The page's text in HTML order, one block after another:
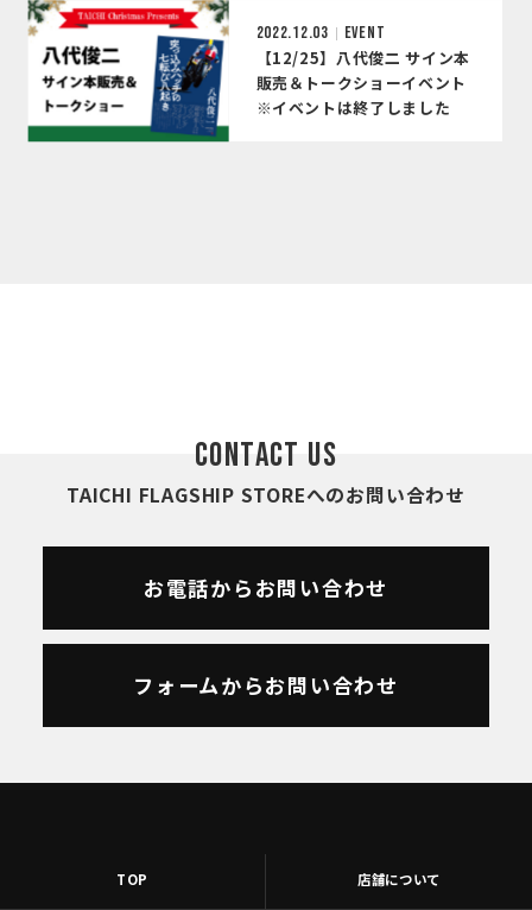
2022.12.03 EVENT
【12/25】八代俊二 サイン本
販売＆トークショーイベント
※イベントは終了しました
CONTACT US
TAICHI FLAGSHIP STOREへのお問い合わせ
お電話からお問い合わせ
フォームからお問い合わせ
TOP 店舗について